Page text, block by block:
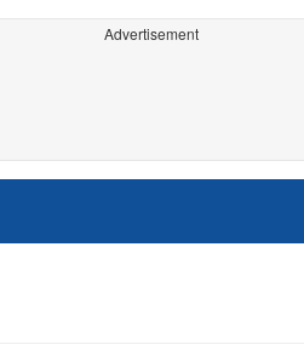
Advertisement